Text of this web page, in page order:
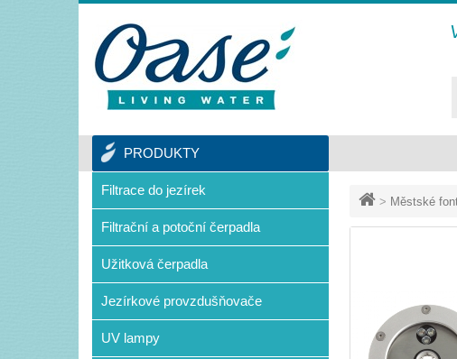
> Městské
PRODUKTY
Filtrace do jezírek
Filtrační a potoční čerpadla
Užitková čerpadla
Jezírkové provzdušňovače
UV lampy